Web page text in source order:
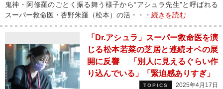
鬼神・阿修羅のごとく振る舞う様子から“アシュラ先生”と呼ばれる
スーパー救命医・杏野朱羅（松本）の活・・・ 続きを読む
「Dr.アシュラ」スーパー救命医を演
じる松本若菜の芝居と連続オペの展
開に反響 「別人に見えるぐらい作
り込んでいる」「緊迫感ありすぎ」
TOPICS 2025年4月17日